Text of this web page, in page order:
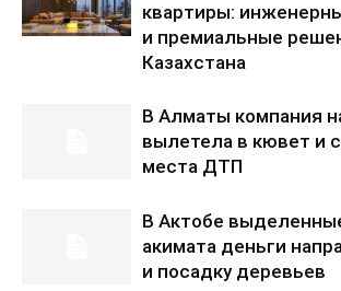
квартиры:
и премиальные
Казахстана
В Алматы компания
вылетела в кювет и
места ДТП
В Актобе
акимата деньги
и посадку деревьев